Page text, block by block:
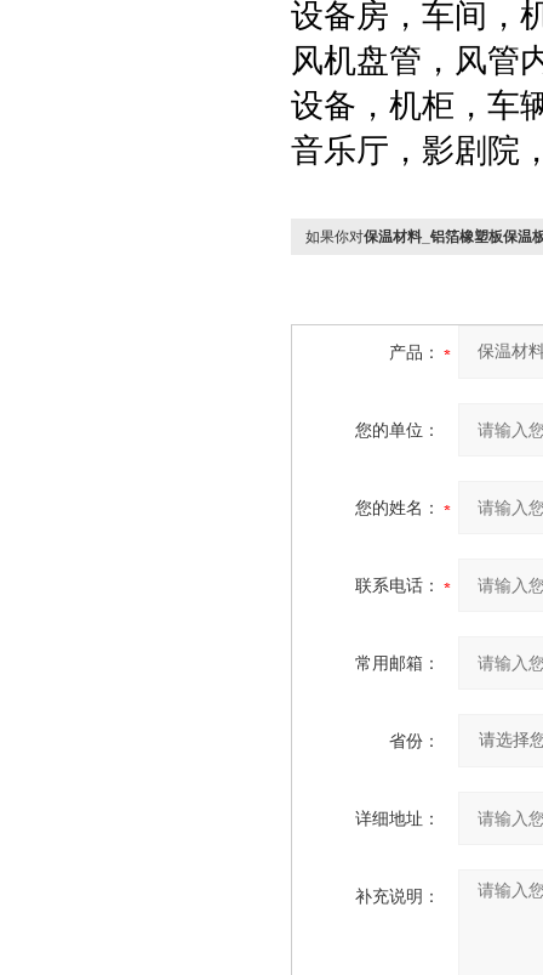
设备房，车间，
风机盘管，风管
设备，机柜，车
音乐厅，影剧院
如果你对保温材料_铝箔橡塑板保温
产品：
您的单位：
您的姓名：
联系电话：
常用邮箱：
省份：
详细地址：
补充说明：